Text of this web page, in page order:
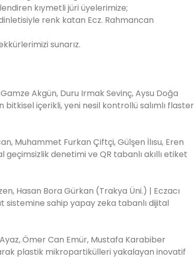
kıymetli jüri üyelerimize;
renk katan Ecz. Rahmancan
sunarız.
Akgün, Duru Irmak Sevinç, Aysu Doğa
içerikli, yeni nesil kontrollü salımlı flaster
Muhammet Furkan Çiftçi, Gülşen İlısu, Eren
denetimi ve QR tabanlı akıllı etiket
Hasan Bora Gürkan (Trakya Üni.) | Eczacı
sistemine sahip yapay zeka tabanlı dijital
Ömer Can Emür, Mustafa Karabiber
plastik mikropartikülleri yakalayan inovatif